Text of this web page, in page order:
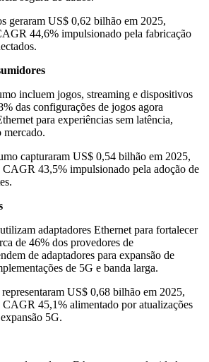
geraram US$ 0,62 bilhão em 2025,
44,6% impulsionado pela fabricação
incluem jogos, streaming e dispositivos
das configurações de jogos agora
para experiências sem latência,
mercado.
capturaram US$ 0,54 bilhão em 2025,
43,5% impulsionado pela adoção de
adaptadores Ethernet para fortalecer
de 46% dos provedores de
de adaptadores para expansão de
de 5G e banda larga.
US$ 0,68 bilhão em 2025,
45,1% alimentado por atualizações
5G.